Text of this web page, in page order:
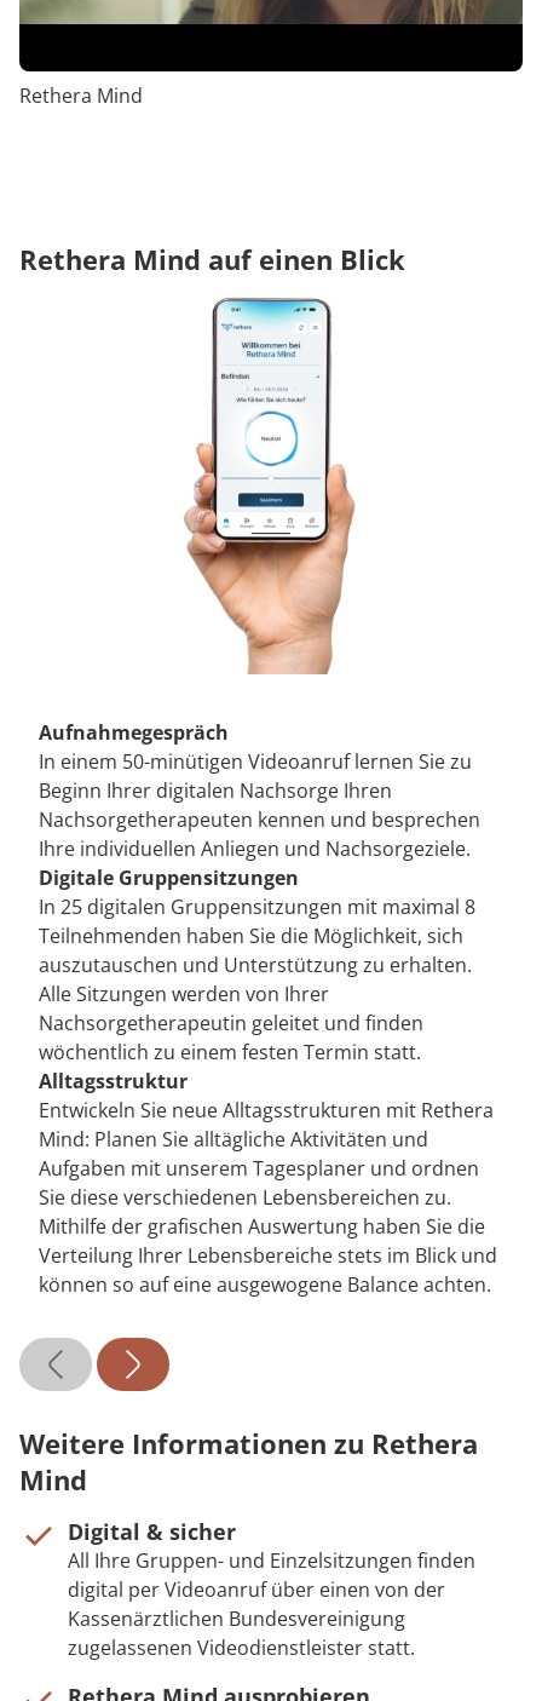
Rethera Mind
Rethera Mind auf einen Blick
Aufnahmegespräch
In einem 50-minütigen Videoanruf lernen Sie zu
Beginn Ihrer digitalen Nachsorge Ihren
Nachsorgetherapeuten kennen und besprechen
Ihre individuellen Anliegen und Nachsorgeziele.
Digitale Gruppensitzungen
In 25 digitalen Gruppensitzungen mit maximal 8
Teilnehmenden haben Sie die Möglichkeit, sich
auszutauschen und Unterstützung zu erhalten.
Alle Sitzungen werden von Ihrer
Nachsorgetherapeutin geleitet und finden
wöchentlich zu einem festen Termin statt.
Alltagsstruktur
Entwickeln Sie neue Alltagsstrukturen mit Rethera
Mind: Planen Sie alltägliche Aktivitäten und
Aufgaben mit unserem Tagesplaner und ordnen
Sie diese verschiedenen Lebensbereichen zu.
Mithilfe der grafischen Auswertung haben Sie die
Verteilung Ihrer Lebensbereiche stets im Blick und
können so auf eine ausgewogene Balance achten.
Weitere Informationen zu Rethera
Mind
Digital & sicher
All Ihre Gruppen- und Einzelsitzungen finden
digital per Videoanruf über einen von der
Kassenärztlichen Bundesvereinigung
zugelassenen Videodienstleister statt.